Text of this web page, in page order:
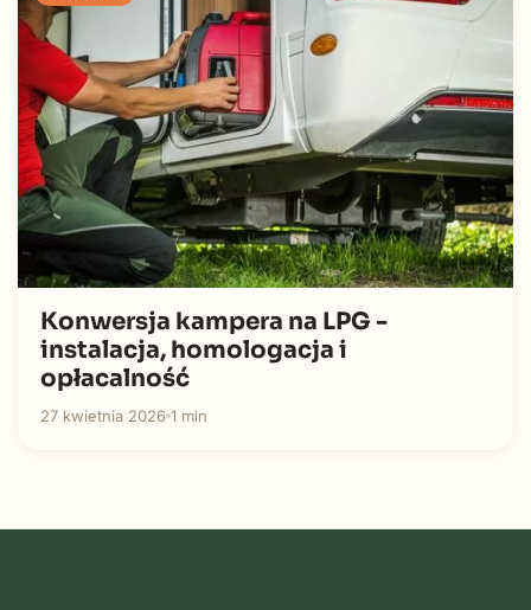
Konwersja kampera na LPG -
instalacja, homologacja i
opłacalność
27 kwietnia 2026 1 min